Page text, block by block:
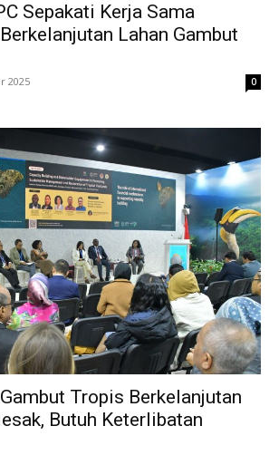
Sepakati Kerja Sama
Lahan Gambut
2025 0
Tropis Berkelanjutan
Butuh Keterlibatan